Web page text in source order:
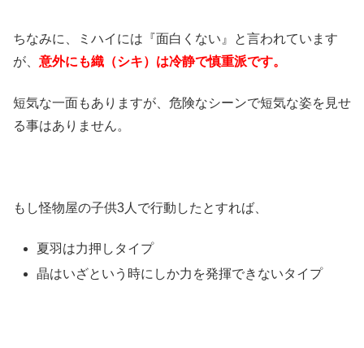
ちなみに、ミハイには『面白くない』と言われています
が、 意外にも織（シキ）は冷静で慎重派です。
短気な一面もありますが、危険なシーンで短気な姿を見せ
る事はありません。
もし怪物屋の子供3人で行動したとすれば、
夏羽は力押しタイプ
晶はいざという時にしか力を発揮できないタイプ